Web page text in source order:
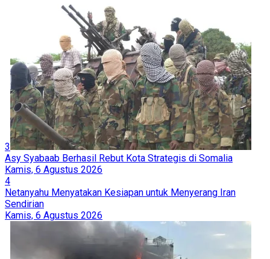
3
Asy Syabaab Berhasil Rebut Kota Strategis di Somalia
Kamis, 6 Agustus 2026
4
Netanyahu Menyatakan Kesiapan untuk Menyerang Iran
Sendirian
Kamis, 6 Agustus 2026